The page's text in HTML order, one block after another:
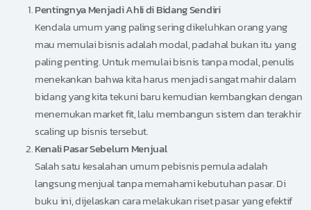
Pentingnya Menjadi Ahli di Bidang Sendiri
Kendala umum yang paling sering dikeluhkan orang yang
mau memulai bisnis adalah modal, padahal bukan itu yang
paling penting. Untuk memulai bisnis tanpa modal, penulis
menekankan bahwa kita harus menjadi sangat mahir dalam
bidang yang kita tekuni baru kemudian kembangkan dengan
menemukan market fit, lalu membangun sistem dan terakhir
scaling up bisnis tersebut.
Kenali Pasar Sebelum Menjual
Salah satu kesalahan umum pebisnis pemula adalah
langsung menjual tanpa memahami kebutuhan pasar. Di
buku ini, dijelaskan cara melakukan riset pasar yang efektif